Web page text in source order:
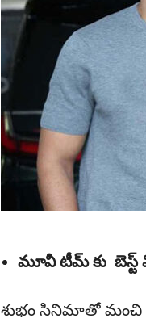
మూవీ టీమ్ కు
శుభం సినిమాతో మంచి